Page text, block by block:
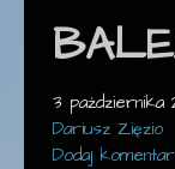
3 października
Dariusz Zięzio
Dodaj